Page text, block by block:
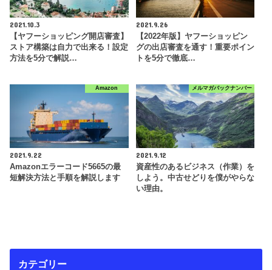
2021.10.3
【ヤフーショッピング開店審査】
ストア構築は自力で出来る！設定
方法を5分で解説…
2021.9.26
【2022年版】ヤフーショッピン
グの出店審査を通す！重要ポイン
トを5分で徹底…
Amazon
2021.9.22
Amazonエラーコード5665の最
短解決方法と手順を解説します
メルマガバックナンバー
2021.9.12
資産性のあるビジネス（作業）を
しよう。中古せどりを僕がやらな
い理由。
カテゴリー